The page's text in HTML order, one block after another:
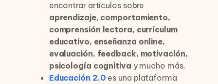
encontrar artículos sobre
aprendizaje, comportamiento,
comprensión lectora, currículum
educativo, enseñanza online,
evaluación, feedback, motivación,
psicología cognitiva y mucho más.
Educación 2.0 es una plataforma